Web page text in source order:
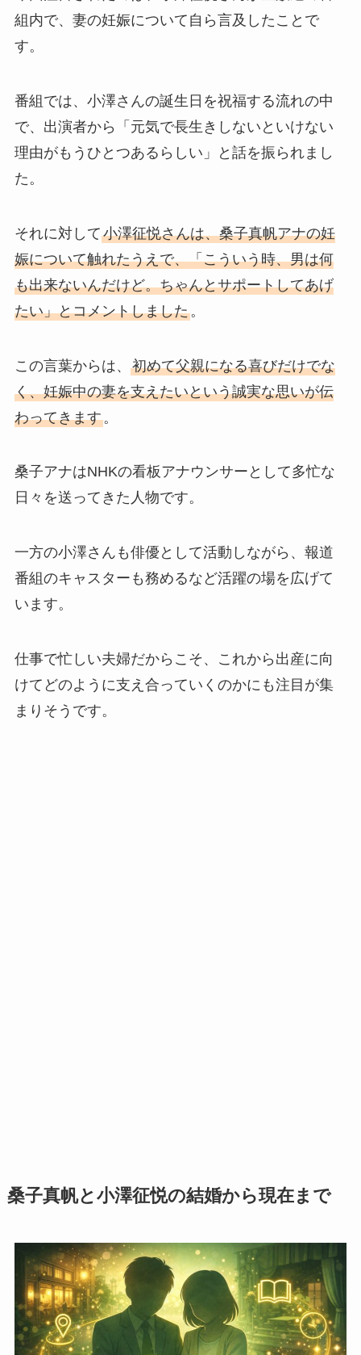
組内で、妻の妊娠について自ら言及したことで
す。
番組では、小澤さんの誕生日を祝福する流れの中
で、出演者から「元気で長生きしないといけない
理由がもうひとつあるらしい」と話を振られまし
た。
それに対して小澤征悦さんは、桑子真帆アナの妊
娠について触れたうえで、「こういう時、男は何
も出来ないんだけど。ちゃんとサポートしてあげ
たい」とコメントしました。
この言葉からは、 初めて父親になる喜びだけでな
く、妊娠中の妻を支えたいという誠実な思いが伝
わってきます。
桑子アナはNHKの看板アナウンサーとして多忙な
日々を送ってきた人物です。
一方の小澤さんも俳優として活動しながら、報道
番組のキャスターも務めるなど活躍の場を広げて
います。
仕事で忙しい夫婦だからこそ、これから出産に向
けてどのように支え合っていくのかにも注目が集
まりそうです。
桑子真帆と小澤征悦の結婚から現在まで